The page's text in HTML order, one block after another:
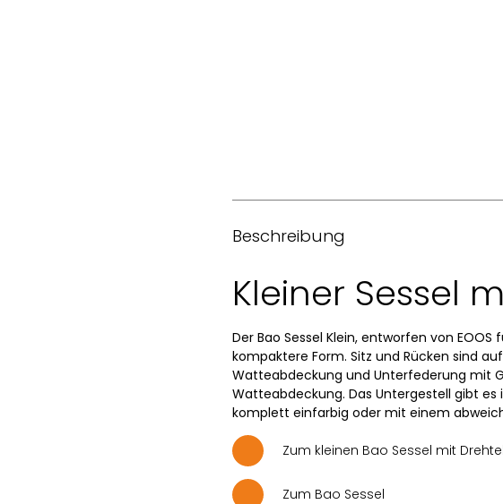
Beschreibung
Kleiner Sessel
Der Bao Sessel Klein, entworfen von
kompaktere Form. Sitz und Rücken sind
Watteabdeckung und Unterfederung mit
Watteabdeckung. Das Untergestell gibt es
komplett einfarbig oder mit einem
Zum kleinen Bao Sessel mit
Zum Bao Sessel